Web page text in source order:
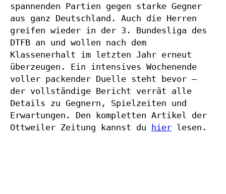
spannenden Partien gegen starke Gegner
aus ganz Deutschland. Auch die Herren
greifen wieder in der 3. Bundesliga des
DTFB an und wollen nach dem
Klassenerhalt im letzten Jahr erneut
überzeugen. Ein intensives Wochenende
voller packender Duelle steht bevor –
der vollständige Bericht verrät alle
Details zu Gegnern, Spielzeiten und
Erwartungen. Den kompletten Artikel der
Ottweiler Zeitung kannst du hier lesen.